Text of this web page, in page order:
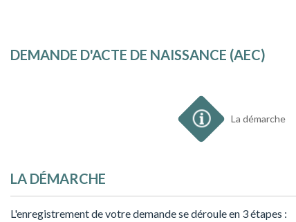
DEMANDE D'ACTE DE NAISSANCE (AEC)
1 La démarche
LA DÉMARCHE
L'enregistrement de votre demande se déroule en 3 étapes :